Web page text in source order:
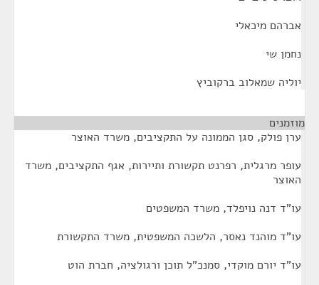
אברהם מיכאלי
נחמן שי
יוליה שמאלוב ברקוביץ
מוזמנים
ערן פולק, סגן הממונה על התקציבים, משרד האוצר
עופר מרגלית, רפרנט תקשורת ותיירות, אגף התקציבים, משרד
האוצר
עו"ד דנה נויפלד, משרד המשפטים
עו"ד מוהנד נאסר, הלשכה המשפטית, משרד התקשורת
עו"ד יורם מוקדי, סמנכ"ל תוכן ורגולציה, חברת הוט